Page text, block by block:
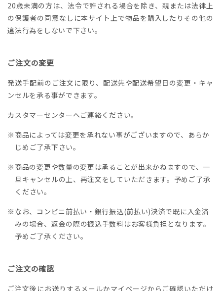
20歳未満の方は、法令で許される場合を除き、親または法律上
の保護者の同意なしに本サイト上で物品を購入したりその他の
違法行為をしないで下さい。
ご注文の変更
発送手配前のご注文に限り、配送先や配送希望日の変更・キャ
ンセルを承る事ができます。
カスタマーセンターへご連絡ください。
※商品によっては変更を承れない事がございますので、あらか
じめご了承下さい。
※商品の変更や数量の変更は承ることが出来かねますので、一
旦キャンセルの上、再注文をしていただきます。予めご了承
ください。
※なお、コンビニ前払い・銀行振込(前払い)決済で既に入金済
みの場合、返金の際の振込手数料はお客様負担となります。
予めご了承ください。
ご注文の確認
ご注文後にお送りするメールかマイページからご確認いただけ